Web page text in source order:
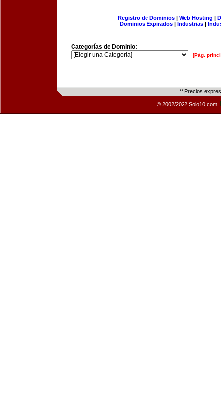
Registro de Dominios| Web Hosting |
Dominios Expirados | Industrias |
Categorías de Dominio:
[Pág.
** Precios
© 2002/2022 Solo10.com